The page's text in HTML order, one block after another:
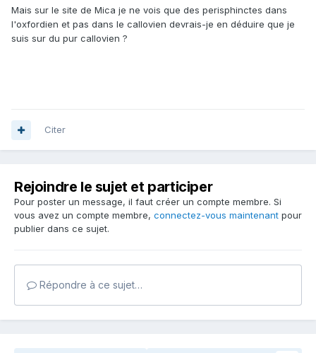
Mais sur le site de Mica je ne vois que des perisphinctes dans
l'oxfordien et pas dans le callovien devrais-je en déduire que je
suis sur du pur callovien ?
Citer
Rejoindre le sujet et participer
Pour poster un message, il faut créer un compte membre. Si
vous avez un compte membre, connectez-vous maintenant pour
publier dans ce sujet.
Répondre à ce sujet…